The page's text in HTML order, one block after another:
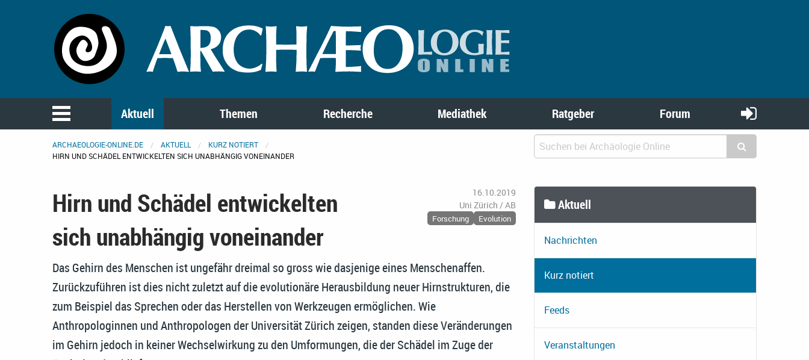
Aktuell Themen Recherche Mediathek Ratgeber Forum
ARCHAEOLOGIE-ONLINE.DE AKTUELL
KURZ NOTIERT
HIRN UND SCHÄDEL ENTWICKELTEN SICH UNABHÄNGIG VONEINANDER
Hirn und Schädel entwickelten
sich unabhängig voneinander
16.10.2019
Uni Zürich / AB
Forschung Evolution
Das Gehirn des Menschen ist ungefähr dreimal so gross wie dasjenige eines Menschenaffen.
Zurückzuführen ist dies nicht zuletzt auf die evolutionäre Herausbildung neuer Hirnstrukturen, die
zum Beispiel das Sprechen oder das Herstellen von Werkzeugen ermöglichen. Wie
Anthropologinnen und Anthropologen der Universität Zürich zeigen, standen diese Veränderungen
im Gehirn jedoch in keiner Wechselwirkung zu den Umformungen, die der Schädel im Zuge der
Aktuell
Nachrichten
Kurz notiert
Feeds
Veranstaltungen